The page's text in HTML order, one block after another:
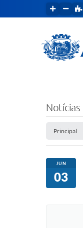
Notícias
Principal
JUN
03